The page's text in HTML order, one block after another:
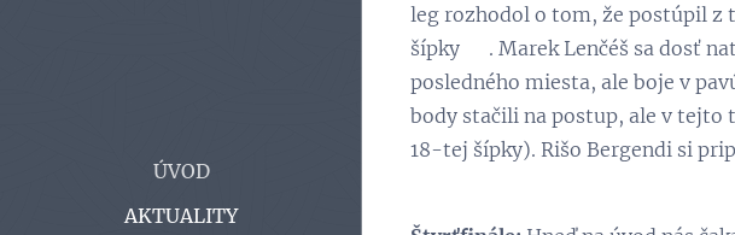
ÚVOD
AKTUALITY
leg rozhodol o tom, že postúpil z
šípky 👏. Marek Lenčéš sa dosť
posledného miesta, ale boje v
body stačili na postup, ale v tejto
18-tej šípky). Rišo Bergendi si